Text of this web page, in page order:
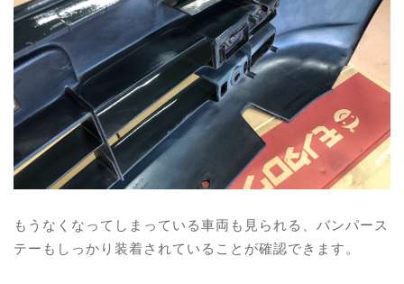
もうなくなってしまっている車両も見られる、バンパース
テーもしっかり装着されていることが確認できます。